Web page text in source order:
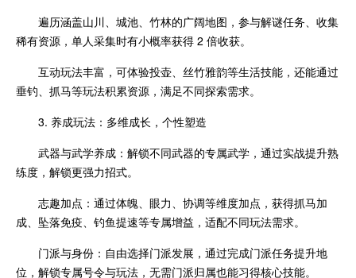
遍历涵盖山川、城池、竹林的广阔地图，参与解谜任务、收集
稀有资源，单人采集时有小概率获得 2 倍收获。
互动玩法丰富，可体验投壶、丝竹雅韵等生活技能，还能通过
垂钓、抓马等玩法积累资源，满足不同探索需求。
3. 养成玩法：多维成长，个性塑造
武器与武学养成：解锁不同武器的专属武学，通过实战提升熟
练度，解锁更强力招式。
志趣加点：通过体魄、眼力、协调等维度加点，获得抓马加
成、坠落免疫、钓鱼提速等专属增益，适配不同玩法需求。
门派与身份：自由选择门派发展，通过完成门派任务提升地
位，解锁专属号令与玩法，无需门派归属也能习得核心技能。